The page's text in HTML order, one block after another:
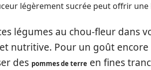
légèrement sucrée peut offrir
légumes au chou-fleur dans
nutritive. Pour un goût
des pommes de terre en fines